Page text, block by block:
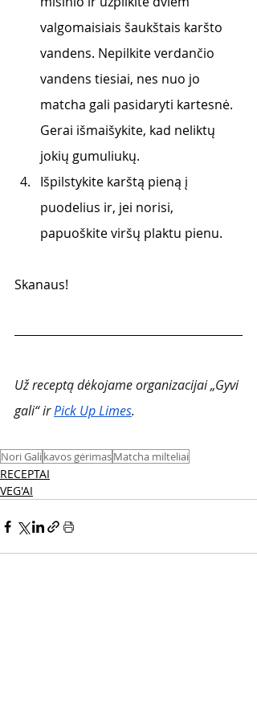
valgomaisiais šaukštais karšto
vandens. Nepilkite verdančio
vandens tiesiai, nes nuo jo
matcha gali pasidaryti kartesnė.
Gerai išmaišykite, kad neliktų
jokių gumuliukų.
Išpilstykite karštą pieną į
puodelius ir, jei norisi,
papuoškite viršų plaktu pienu.
Skanaus!
Už receptą dėkojame organizacijai „Gyvi
gali“ ir Pick Up Limes.
Nori Galikavos gėrimasMatcha milteliai
RECEPTAI
VEG'AI